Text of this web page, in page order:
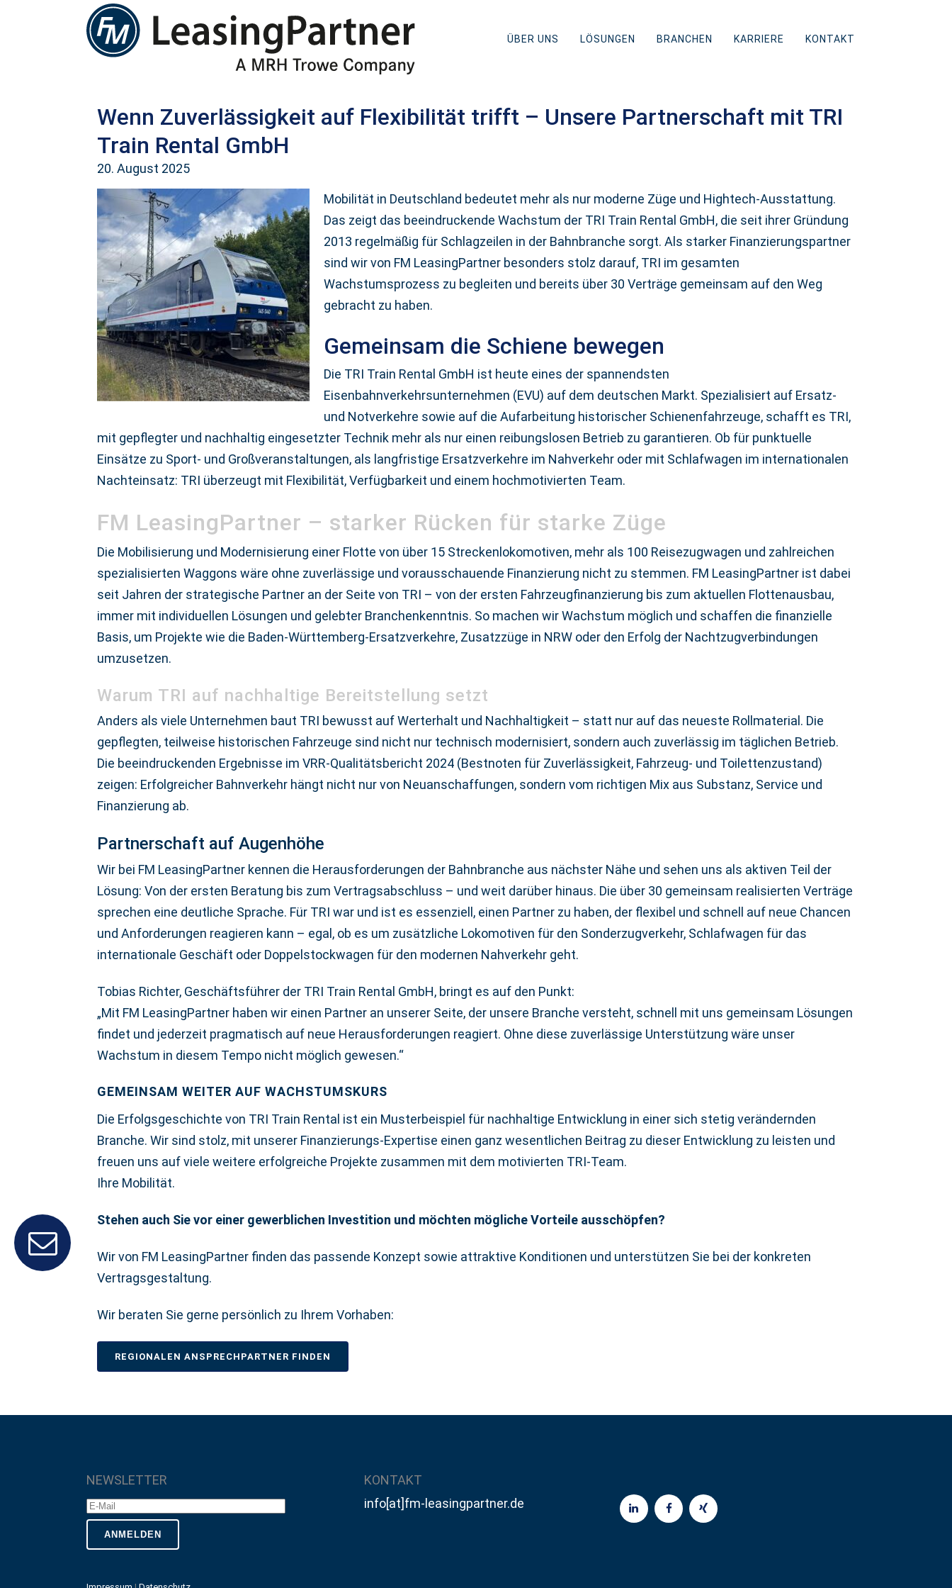
ÜBER UNS LÖSUNGEN BRANCHEN KARRIERE KONTAKT
Wenn Zuverlässigkeit auf Flexibilität trifft – Unsere Partnerschaft mit TRI
Train Rental GmbH
20. August 2025
Mobilität in Deutschland bedeutet mehr als nur moderne Züge und Hightech-Ausstattung.
Das zeigt das beeindruckende Wachstum der TRI Train Rental GmbH, die seit ihrer Gründung
2013 regelmäßig für Schlagzeilen in der Bahnbranche sorgt. Als starker Finanzierungspartner
sind wir von FM LeasingPartner besonders stolz darauf, TRI im gesamten
Wachstumsprozess zu begleiten und bereits über 30 Verträge gemeinsam auf den Weg
gebracht zu haben.
Gemeinsam die Schiene bewegen
Die TRI Train Rental GmbH ist heute eines der spannendsten
Eisenbahnverkehrsunternehmen (EVU) auf dem deutschen Markt. Spezialisiert auf Ersatz-
und Notverkehre sowie auf die Aufarbeitung historischer Schienenfahrzeuge, schafft es TRI,
mit gepflegter und nachhaltig eingesetzter Technik mehr als nur einen reibungslosen Betrieb zu garantieren. Ob für punktuelle
Einsätze zu Sport- und Großveranstaltungen, als langfristige Ersatzverkehre im Nahverkehr oder mit Schlafwagen im internationalen
Nachteinsatz: TRI überzeugt mit Flexibilität, Verfügbarkeit und einem hochmotivierten Team.
FM LeasingPartner – starker Rücken für starke Züge
Die Mobilisierung und Modernisierung einer Flotte von über 15 Streckenlokomotiven, mehr als 100 Reisezugwagen und zahlreichen
spezialisierten Waggons wäre ohne zuverlässige und vorausschauende Finanzierung nicht zu stemmen. FM LeasingPartner ist dabei
seit Jahren der strategische Partner an der Seite von TRI – von der ersten Fahrzeugfinanzierung bis zum aktuellen Flottenausbau,
immer mit individuellen Lösungen und gelebter Branchenkenntnis. So machen wir Wachstum möglich und schaffen die finanzielle
Basis, um Projekte wie die Baden-Württemberg-Ersatzverkehre, Zusatzzüge in NRW oder den Erfolg der Nachtzugverbindungen
umzusetzen.
Warum TRI auf nachhaltige Bereitstellung setzt
Anders als viele Unternehmen baut TRI bewusst auf Werterhalt und Nachhaltigkeit – statt nur auf das neueste Rollmaterial. Die
gepflegten, teilweise historischen Fahrzeuge sind nicht nur technisch modernisiert, sondern auch zuverlässig im täglichen Betrieb.
Die beeindruckenden Ergebnisse im VRR-Qualitätsbericht 2024 (Bestnoten für Zuverlässigkeit, Fahrzeug- und Toilettenzustand)
zeigen: Erfolgreicher Bahnverkehr hängt nicht nur von Neuanschaffungen, sondern vom richtigen Mix aus Substanz, Service und
Finanzierung ab.
Partnerschaft auf Augenhöhe
Wir bei FM LeasingPartner kennen die Herausforderungen der Bahnbranche aus nächster Nähe und sehen uns als aktiven Teil der
Lösung: Von der ersten Beratung bis zum Vertragsabschluss – und weit darüber hinaus. Die über 30 gemeinsam realisierten Verträge
sprechen eine deutliche Sprache. Für TRI war und ist es essenziell, einen Partner zu haben, der flexibel und schnell auf neue Chancen
und Anforderungen reagieren kann – egal, ob es um zusätzliche Lokomotiven für den Sonderzugverkehr, Schlafwagen für das
internationale Geschäft oder Doppelstockwagen für den modernen Nahverkehr geht.
Tobias Richter, Geschäftsführer der TRI Train Rental GmbH, bringt es auf den Punkt:
„Mit FM LeasingPartner haben wir einen Partner an unserer Seite, der unsere Branche versteht, schnell mit uns gemeinsam Lösungen
findet und jederzeit pragmatisch auf neue Herausforderungen reagiert. Ohne diese zuverlässige Unterstützung wäre unser
Wachstum in diesem Tempo nicht möglich gewesen.“
GEMEINSAM WEITER AUF WACHSTUMSKURS
Die Erfolgsgeschichte von TRI Train Rental ist ein Musterbeispiel für nachhaltige Entwicklung in einer sich stetig verändernden
Branche. Wir sind stolz, mit unserer Finanzierungs-Expertise einen ganz wesentlichen Beitrag zu dieser Entwicklung zu leisten und
freuen uns auf viele weitere erfolgreiche Projekte zusammen mit dem motivierten TRI-Team.
Ihre Mobilität.
Stehen auch Sie vor einer gewerblichen Investition und möchten mögliche Vorteile ausschöpfen?
Wir von FM LeasingPartner finden das passende Konzept sowie attraktive Konditionen und unterstützen Sie bei der konkreten
Vertragsgestaltung.
Wir beraten Sie gerne persönlich zu Ihrem Vorhaben:
REGIONALEN ANSPRECHPARTNER FINDEN
NEWSLETTER
KONTAKT
info[at]fm-leasingpartner.de